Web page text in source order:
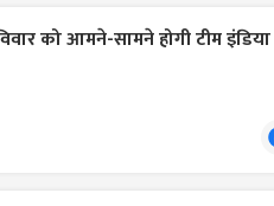
को आमने-सामने होगी टीम इंडिया